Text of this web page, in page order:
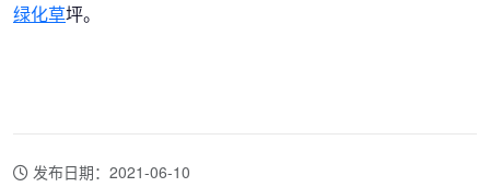
绿化草坪。
发布日期：2021-06-10